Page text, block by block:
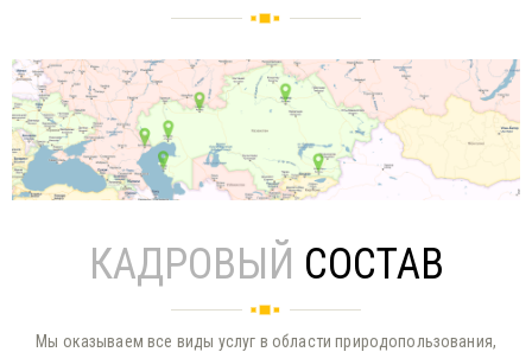
КАДРОВЫЙ СОСТАВ
Мы оказываем все виды услуг в области природопользования,